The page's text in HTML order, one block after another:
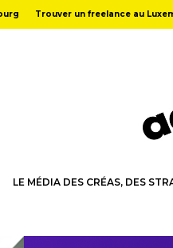
Trouver un freelance au
LE MÉDIA DES CRÉAS, DES